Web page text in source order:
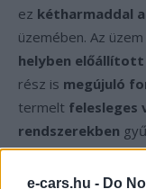
e-cars.hu - Do
ez kétharmaddal
üzemében. Az
helyben előállított
rész is megújuló
termelt felesleges
rendszerekben
kemencéinek